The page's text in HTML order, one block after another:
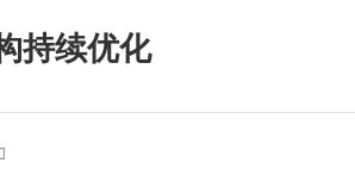
持续优化